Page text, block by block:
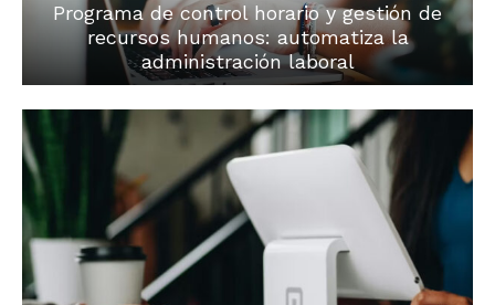
Programa de control horario y gestión de
recursos humanos: automatiza la
administración laboral